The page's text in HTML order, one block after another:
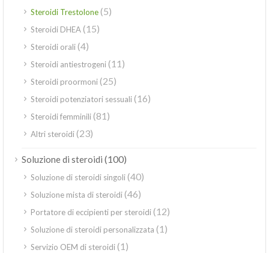
Steroidi Trestolone(5)
Steroidi DHEA(15)
Steroidi orali(4)
Steroidi antiestrogeni(11)
Steroidi proormoni(25)
Steroidi potenziatori sessuali(16)
Steroidi femminili(81)
Altri steroidi(23)
Soluzione di steroidi (100)
Soluzione di steroidi singoli(40)
Soluzione mista di steroidi(46)
Portatore di eccipienti per steroidi(12)
Soluzione di steroidi personalizzata (1)
Servizio OEM di steroidi(1)